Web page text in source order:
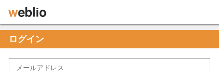
ログイン